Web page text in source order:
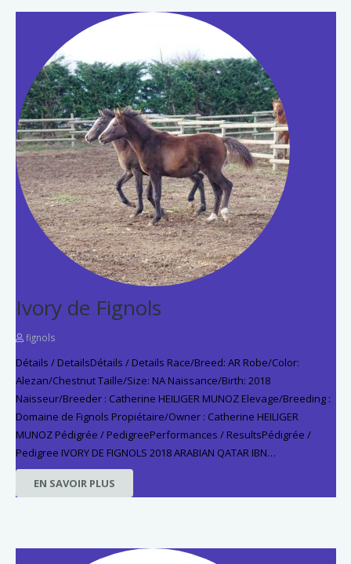
Ivory de Fignols
fignols
Détails / DetailsDétails / Details Race/Breed: AR Robe/Color:
Alezan/Chestnut Taille/Size: NA Naissance/Birth: 2018
Naisseur/Breeder : Catherine HEILIGER MUNOZ Elevage/Breeding :
Domaine de Fignols Propiétaire/Owner : Catherine HEILIGER
MUNOZ Pédigrée / PedigreePerformances / ResultsPédigrée /
Pedigree IVORY DE FIGNOLS 2018 ARABIAN QATAR IBN…
EN SAVOIR PLUS